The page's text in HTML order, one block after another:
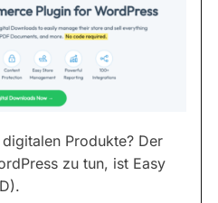
Produkte? Der
zu tun, ist Easy